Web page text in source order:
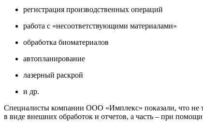
регистрация производственных операций
работа с «несоответствующими материалами»
обработка биоматериалов
автопланирование
лазерный раскрой
и др.
Специалисты компании ООО «Имплекс» показали, что не
в виде внешних обработок и отчетов, а часть – при